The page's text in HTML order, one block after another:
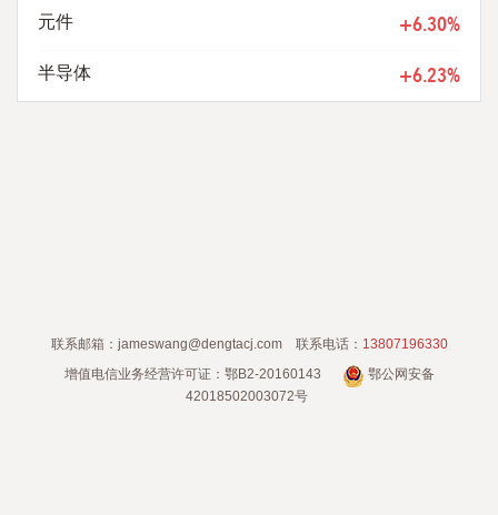
元件 +6.30%
半导体 +6.23%
联系邮箱：jameswang@dengtacj.com 联系电话： 13807196330
增值电信业务经营许可证：鄂B2-20160143
鄂公网安备
42018502003072号